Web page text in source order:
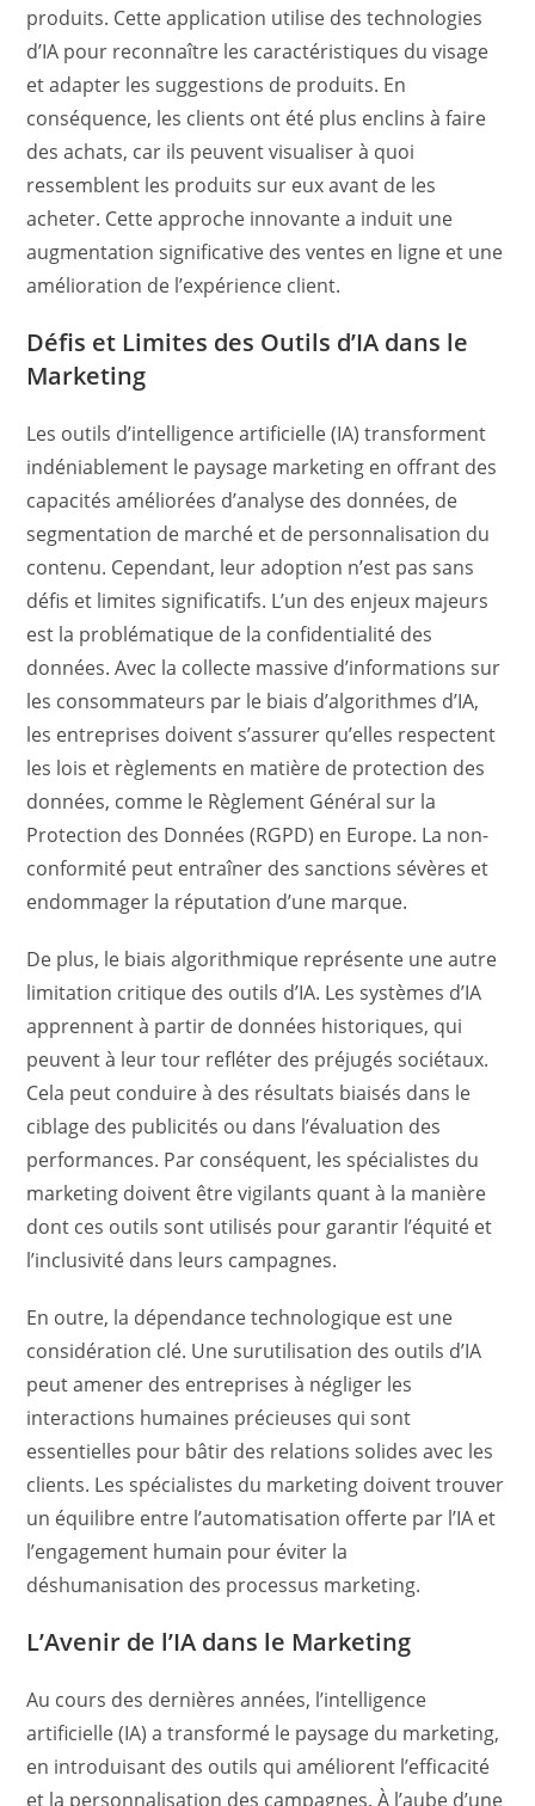
produits. Cette application utilise des technologies
d’IA pour reconnaître les caractéristiques du visage
et adapter les suggestions de produits. En
conséquence, les clients ont été plus enclins à faire
des achats, car ils peuvent visualiser à quoi
ressemblent les produits sur eux avant de les
acheter. Cette approche innovante a induit une
augmentation significative des ventes en ligne et une
amélioration de l’expérience client.
Défis et Limites des Outils d’IA dans le
Marketing
Les outils d’intelligence artificielle (IA) transforment
indéniablement le paysage marketing en offrant des
capacités améliorées d’analyse des données, de
segmentation de marché et de personnalisation du
contenu. Cependant, leur adoption n’est pas sans
défis et limites significatifs. L’un des enjeux majeurs
est la problématique de la confidentialité des
données. Avec la collecte massive d’informations sur
les consommateurs par le biais d’algorithmes d’IA,
les entreprises doivent s’assurer qu’elles respectent
les lois et règlements en matière de protection des
données, comme le Règlement Général sur la
Protection des Données (RGPD) en Europe. La non-
conformité peut entraîner des sanctions sévères et
endommager la réputation d’une marque.
De plus, le biais algorithmique représente une autre
limitation critique des outils d’IA. Les systèmes d’IA
apprennent à partir de données historiques, qui
peuvent à leur tour refléter des préjugés sociétaux.
Cela peut conduire à des résultats biaisés dans le
ciblage des publicités ou dans l’évaluation des
performances. Par conséquent, les spécialistes du
marketing doivent être vigilants quant à la manière
dont ces outils sont utilisés pour garantir l’équité et
l’inclusivité dans leurs campagnes.
En outre, la dépendance technologique est une
considération clé. Une surutilisation des outils d’IA
peut amener des entreprises à négliger les
interactions humaines précieuses qui sont
essentielles pour bâtir des relations solides avec les
clients. Les spécialistes du marketing doivent trouver
un équilibre entre l’automatisation offerte par l’IA et
l’engagement humain pour éviter la
déshumanisation des processus marketing.
L’Avenir de l’IA dans le Marketing
Au cours des dernières années, l’intelligence
artificielle (IA) a transformé le paysage du marketing,
en introduisant des outils qui améliorent l’efficacité
et la personnalisation des campagnes. À l’aube d’une